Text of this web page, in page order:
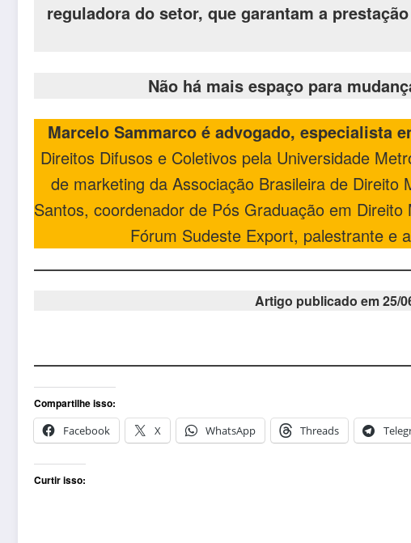
reguladora do setor, que garantam a
Não há mais espaço para
Marcelo Sammarco é advogado, especialista
Direitos Difusos e Coletivos pela Universidade
de marketing da Associação Brasileira de
Santos, coordenador de Pós Graduação em
Fórum Sudeste Export, palestrante e
Artigo publicado em 25/
Compartilhe isso:
Facebook
X WhatsApp Threads
Curtir isso: